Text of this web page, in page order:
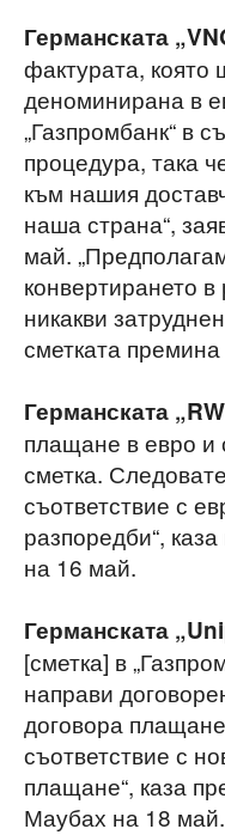
Германската
фактурата,
деноминирана в
„Газпромбанк“ в
процедура, така
към нашия
наша страна“,
май.
конвертирането
никакви
сметката
Германската
плащане в евро и
сметка.
съответствие с
разпоредби“,
на 16 май.
Германската
[сметка] в
направи
договора
съответствие с
плащане“, каза
Маубах на 18 май.